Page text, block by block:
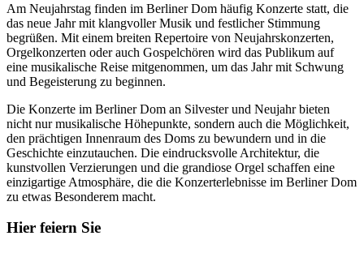
Am Neujahrstag finden im Berliner Dom häufig Konzerte statt, die
das neue Jahr mit klangvoller Musik und festlicher Stimmung
begrüßen. Mit einem breiten Repertoire von Neujahrskonzerten,
Orgelkonzerten oder auch Gospelchören wird das Publikum auf
eine musikalische Reise mitgenommen, um das Jahr mit Schwung
und Begeisterung zu beginnen.
Die Konzerte im Berliner Dom an Silvester und Neujahr bieten
nicht nur musikalische Höhepunkte, sondern auch die Möglichkeit,
den prächtigen Innenraum des Doms zu bewundern und in die
Geschichte einzutauchen. Die eindrucksvolle Architektur, die
kunstvollen Verzierungen und die grandiose Orgel schaffen eine
einzigartige Atmosphäre, die die Konzerterlebnisse im Berliner Dom
zu etwas Besonderem macht.
Hier feiern Sie